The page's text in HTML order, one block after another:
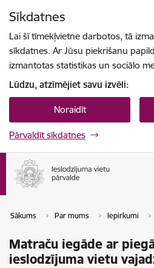
Sīkdatnes
Lai šī tīmekļvietne darbotos, tā
sīkdatnes. Ar Jūsu piekrišanu
izmantotas statistikas un sociālo
Lūdzu, atzīmējiet savu izvēli:
Noraidīt
Pārvaldīt sīkdatnes
Sākums Par mums Iepirkumi
Matraču iegāde ar
ieslodzījuma vietu